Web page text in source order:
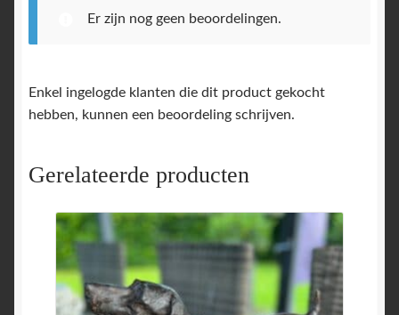
Er zijn nog geen beoordelingen.
Enkel ingelogde klanten die dit product gekocht
hebben, kunnen een beoordeling schrijven.
Gerelateerde producten